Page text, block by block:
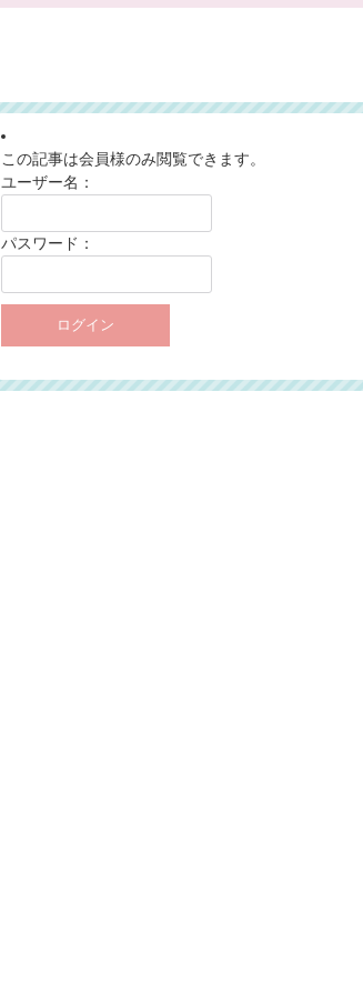
この記事は会員様のみ閲覧できます。
ユーザー名：
パスワード：